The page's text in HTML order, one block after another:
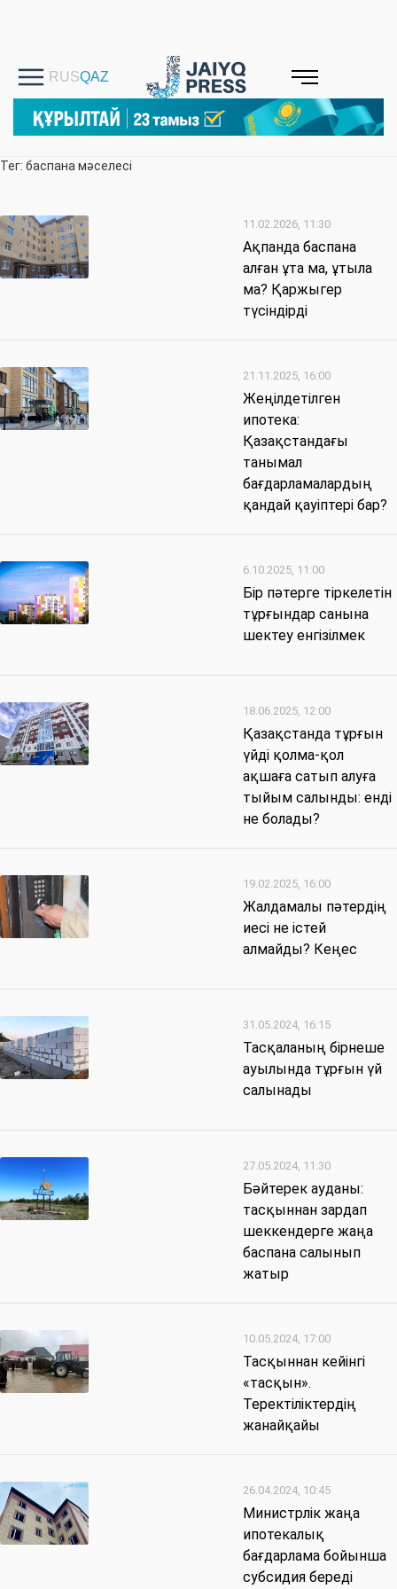
Тег: баспана мәселесі
11.02.2026, 11:30
Ақпанда баспана
алған ұта ма, ұтыла
ма? Қаржыгер
түсіндірді
21.11.2025, 16:00
Жеңілдетілген
ипотека:
Қазақстандағы
танымал
бағдарламалардың
қандай қауіптері бар?
6.10.2025, 11:00
Бір пәтерге тіркелетін
тұрғындар санына
шектеу енгізілмек
18.06.2025, 12:00
Қазақстанда тұрғын
үйді қолма-қол
ақшаға сатып алуға
тыйым салынды: енді
не болады?
19.02.2025, 16:00
Жалдамалы пәтердің
иесі не істей
алмайды? Кеңес
31.05.2024, 16:15
Тасқаланың бірнеше
ауылында тұрғын үй
салынады
27.05.2024, 11:30
Бәйтерек ауданы:
тасқыннан зардап
шеккендерге жаңа
баспана салынып
жатыр
10.05.2024, 17:00
Тасқыннан кейінгі
«тасқын».
Теректіліктердің
жанайқайы
26.04.2024, 10:45
Министрлік жаңа
ипотекалық
бағдарлама бойынша
субсидия береді